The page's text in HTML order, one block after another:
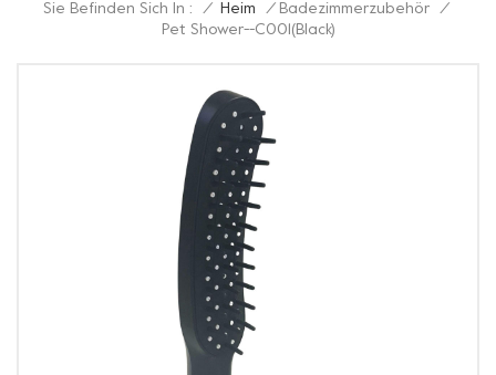
Sie Befinden Sich In : / Heim / Badezimmerzubehör
/
Pet Shower--C001(black)